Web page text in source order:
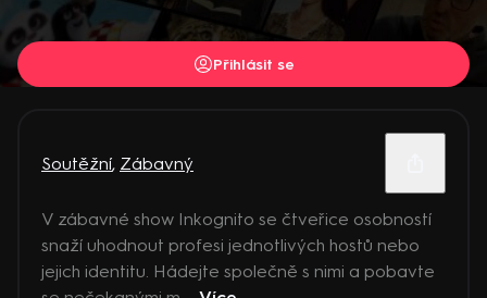
Přihlásit se
Soutěžní, Zábavný
V zábavné show Inkognito se čtveřice osobností
snaží uhodnout profesi jednotlivých hostů nebo
jejich identitu. Hádejte společně s nimi a pobavte